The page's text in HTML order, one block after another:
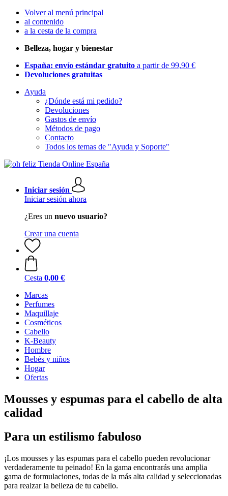
Volver al menú principal
al contenido
a la cesta de la compra
Belleza, hogar y bienestar
España: envío estándar gratuito a partir de 99,90 €
Devoluciones gratuitas
Ayuda
¿Dónde está mi pedido?
Devoluciones
Gastos de envío
Métodos de pago
Contacto
Todos los temas de "Ayuda y Soporte"
Iniciar sesión
Iniciar sesión ahora
¿Eres un nuevo usuario?
Crear una cuenta
Cesta 0,00 €
Marcas
Perfumes
Maquillaje
Cosméticos
Cabello
K-Beauty
Hombre
Bebés y niños
Hogar
Ofertas
Mousses y espumas para el cabello de alta
calidad
Para un estilismo fabuloso
¡Los mousses y las espumas para el cabello pueden revolucionar
verdaderamente tu peinado! En la gama encontrarás una amplia
gama de formulaciones, todas de la más alta calidad y seleccionadas
para realzar la belleza de tu cabello.